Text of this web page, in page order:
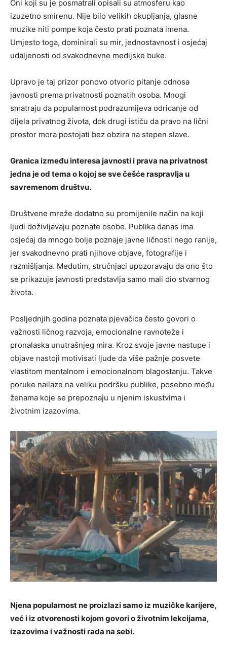
Oni koji su je posmatrali opisali su atmosferu kao
izuzetno smirenu. Nije bilo velikih okupljanja, glasne
muzike niti pompe koja često prati poznata imena.
Umjesto toga, dominirali su mir, jednostavnost i osjećaj
udaljenosti od svakodnevne medijske buke.
Upravo je taj prizor ponovo otvorio pitanje odnosa
javnosti prema privatnosti poznatih osoba. Mnogi
smatraju da popularnost podrazumijeva odricanje od
dijela privatnog života, dok drugi ističu da pravo na lični
prostor mora postojati bez obzira na stepen slave.
Granica između interesa javnosti i prava na privatnost
jedna je od tema o kojoj se sve češće raspravlja u
savremenom društvu.
Društvene mreže dodatno su promijenile način na koji
ljudi doživljavaju poznate osobe. Publika danas ima
osjećaj da mnogo bolje poznaje javne ličnosti nego ranije,
jer svakodnevno prati njihove objave, fotografije i
razmišljanja. Međutim, stručnjaci upozoravaju da ono što
se prikazuje javnosti predstavlja samo mali dio stvarnog
života.
Posljednjih godina poznata pjevačica često govori o
važnosti ličnog razvoja, emocionalne ravnoteže i
pronalaska unutrašnjeg mira. Kroz svoje javne nastupe i
objave nastoji motivisati ljude da više pažnje posvete
vlastitom mentalnom i emocionalnom blagostanju. Takve
poruke nailaze na veliku podršku publike, posebno među
ženama koje se prepoznaju u njenim iskustvima i
životnim izazovima.
Njena popularnost ne proizlazi samo iz muzičke karijere,
već i iz otvorenosti kojom govori o životnim lekcijama,
izazovima i važnosti rada na sebi.